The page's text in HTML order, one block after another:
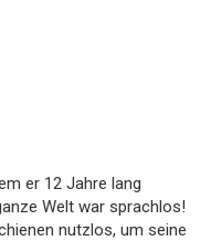
er 12 Jahre lang
Welt war sprachlos!
nutzlos, um seine